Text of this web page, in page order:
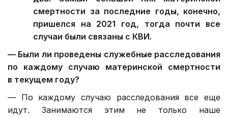
смертности за последние годы, конечно,
пришелся на 2021 год, тогда почти все
случаи были связаны с КВИ.
— Были ли проведены служебные расследования
по каждому случаю материнской смертности
в текущем году?
— По каждому случаю расследования все еще
идут. Занимаются этим не только наше